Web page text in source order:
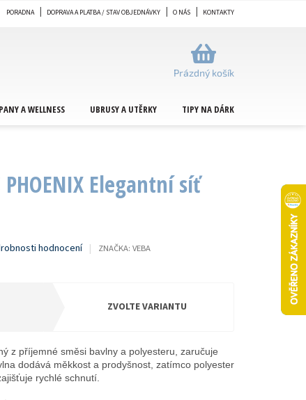
PORADNA DOPRAVA A PLATBA / STAV OBJEDNÁVKY O NÁS KONTAKTY
NÁKUPNÍ
KOŠÍK
Prázdný košík
A WELLNESS UBRUSY A UTĚRKY TIPY NA DÁRKY
Elegantní síť
hodnocení ZNAČKA: VEBA
ZVOLTE VARIANTU
z příjemné směsi bavlny a polyesteru, zaručuje
dodává měkkost a prodyšnost, zatímco polyester
rychlé schnutí.